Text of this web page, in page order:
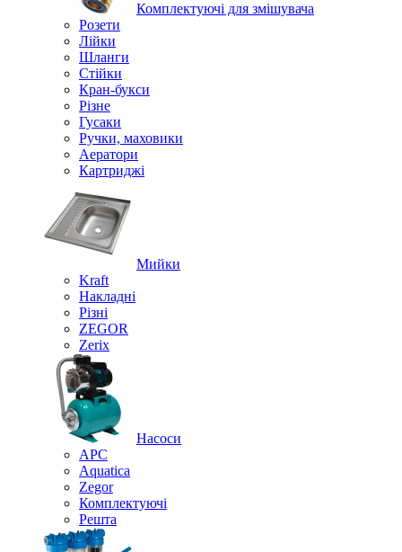
Комплектуючі для змішувача
Розети
Лійки
Шланги
Стійки
Кран-букси
Різне
Гусаки
Ручки, маховики
Аератори
Картриджі
Мийки
Kraft
Накладні
Різні
ZEGOR
Zerix
Насоси
APC
Aquatica
Zegor
Комплектуючі
Решта